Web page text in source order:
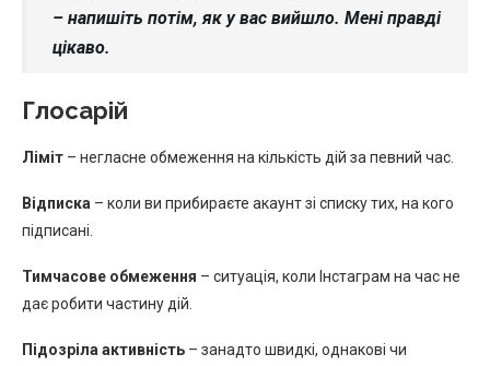
– напишіть потім, як у вас вийшло. Мені правді
цікаво.
Глосарій
Ліміт – негласне обмеження на кількість дій за певний час.
Відписка – коли ви прибираєте акаунт зі списку тих, на кого
підписані.
Тимчасове обмеження – ситуація, коли Інстаграм на час не
дає робити частину дій.
Підозріла активність – занадто швидкі, однакові чи